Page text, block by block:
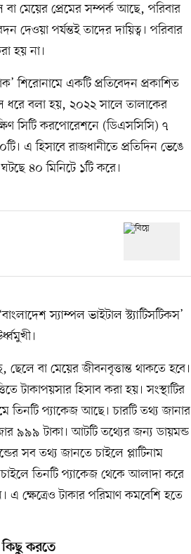
মেয়ের প্রেমের সম্পর্ক আছে, পরিবার
দেওয়া পর্যন্তই তাদের দায়িত্ব। পরিবার
হয় না।
শিরোনামে একটি প্রতিবেদন প্রকাশিত
ধরে বলা হয়, ২০২২ সালে তালাকের
সিটি করপোরেশনে (ডিএসসিসি) ৭
এ হিসাবে রাজধানীতে প্রতিদিন ভেঙে
৪০ মিনিটে ১টি করে।
স্যাম্পল ভাইটাল স্ট্যাটিসটিকস’
বা মেয়ের জীবনবৃত্তান্ত থাকতে হবে।
টাকাপয়সার হিসাব করা হয়। সংস্থাটির
তিনটি প্যাকেজ আছে। চারটি তথ্য জানার
৯৯৯ টাকা। আটটি তথ্যের জন্য ডায়মন্ড
সব তথ্য জানতে চাইলে প্লাটিনাম
তিনটি প্যাকেজ থেকে আলাদা করে
ক্ষেত্রেও টাকার পরিমাণ কমবেশি হতে
কিছু করতে